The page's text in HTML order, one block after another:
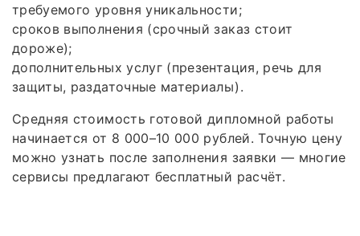
требуемого уровня уникальности;
сроков выполнения (срочный заказ стоит
дороже);
дополнительных услуг (презентация, речь для
защиты, раздаточные материалы).
Средняя стоимость готовой дипломной работы
начинается от 8 000–10 000 рублей. Точную цену
можно узнать после заполнения заявки — многие
сервисы предлагают бесплатный расчёт.